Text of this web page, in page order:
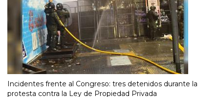
Incidentes frente al Congreso: tres detenidos durante la
protesta contra la Ley de Propiedad Privada